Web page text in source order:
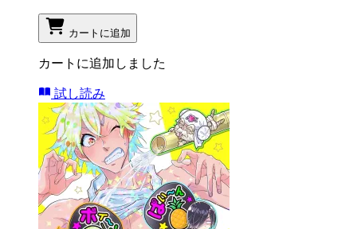
カートに追加
カートに追加しました
試し読み